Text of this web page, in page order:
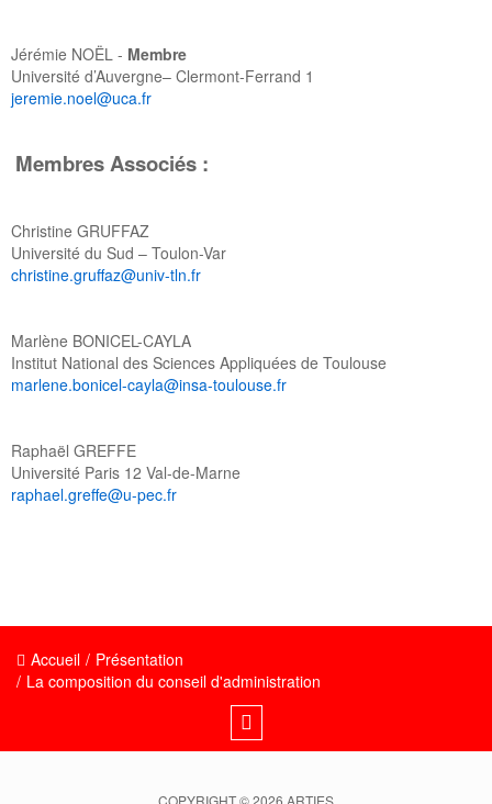
Jérémie NOËL - Membre
Université d’Auvergne– Clermont-Ferrand 1
jeremie.noel@uca.fr
Membres Associés :
Christine GRUFFAZ
Université du Sud – Toulon-Var
christine.gruffaz@univ-tln.fr
Marlène BONICEL-CAYLA
Institut National des Sciences Appliquées de Toulouse
marlene.bonicel-cayla@insa-toulouse.fr
Raphaël GREFFE
Université Paris 12 Val-de-Marne
raphael.greffe@u-pec.fr
Accueil / Présentation
/ La composition du conseil d'administration
COPYRIGHT © 2026 ARTIES